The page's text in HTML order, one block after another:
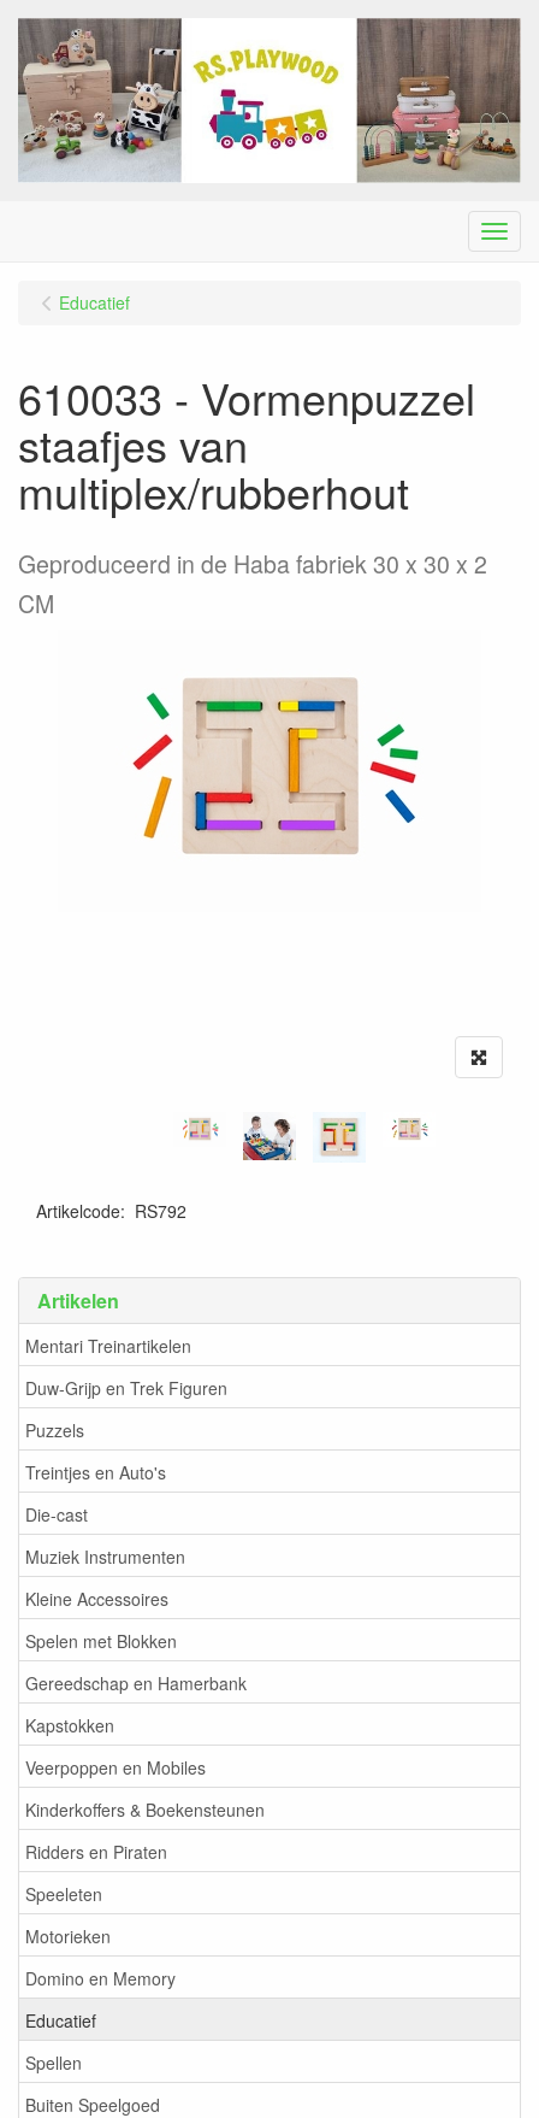
Menu
Artikelen
Mentari Treinartikelen
Duw-Grijp en Trek Figuren
Puzzels
Treintjes en Auto's
Die-cast
Muziek Instrumenten
Kleine Accessoires
Spelen met Blokken
Gereedschap en Hamerbank
Kapstokken
Veerpoppen en Mobiles
Kinderkoffers & Boekensteunen
Ridders en Piraten
Speeleten
Motorieken
Domino en Memory
Educatief
Spellen
Buiten Speelgoed
Educatief
610033 - Vormenpuzzel
staafjes van
multiplex/rubberhout
Geproduceerd in de Haba fabriek 30 x 30 x 2
CM
Artikelcode: RS792